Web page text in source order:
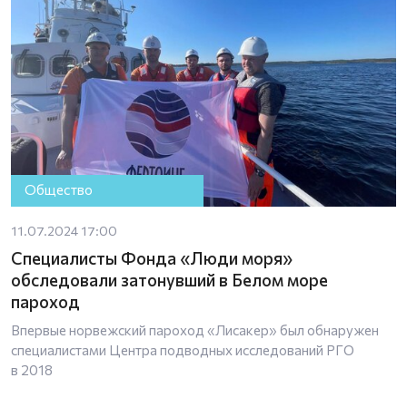
Общество
11.07.2024 17:00
Специалисты Фонда «Люди моря»
обследовали затонувший в Белом море
пароход
Впервые норвежский пароход «Лисакер» был обнаружен
специалистами Центра подводных исследований РГО
в 2018